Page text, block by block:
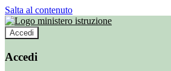
Salta al contenuto
Accedi
Accedi